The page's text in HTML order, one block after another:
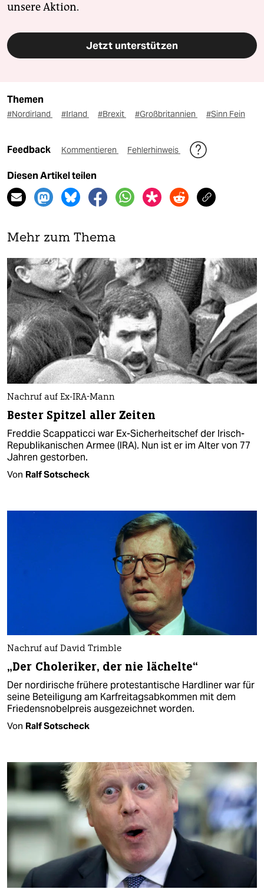
unsere Aktion.
Jetzt unterstützen
Themen
#Nordirland #Irland #Brexit #Großbritannien #Sinn Fein
Feedback Kommentieren Fehlerhinweis
Diesen Artikel teilen
Mehr zum Thema
Nachruf auf Ex-IRA-Mann
Bester Spitzel aller Zeiten
Freddie Scappaticci war Ex-Sicherheitschef der Irisch-
Republikanischen Armee (IRA). Nun ist er im Alter von 77
Jahren gestorben.
Von Ralf Sotscheck
Nachruf auf David Trimble
„Der Choleriker, der nie lächelte“
Der nordirische frühere protestantische Hardliner war für
seine Beteiligung am Karfreitagsabkommen mit dem
Friedensnobelpreis ausgezeichnet worden.
Von Ralf Sotscheck